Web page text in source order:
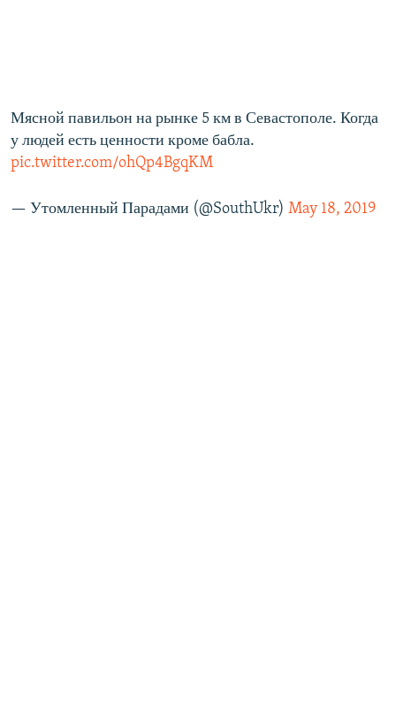
Мясной павильон на рынке 5 км в Севастополе. Когда
у людей есть ценности кроме бабла.
pic.twitter.com/ohQp4BgqKM
— Утомленный Парадами (@SouthUkr) May 18, 2019